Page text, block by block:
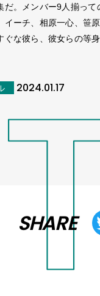
だ。メンバー9人揃っ
イーチ、相原一心、笹
ぐな彼ら、彼女らの等
2024.01.17
SHARE